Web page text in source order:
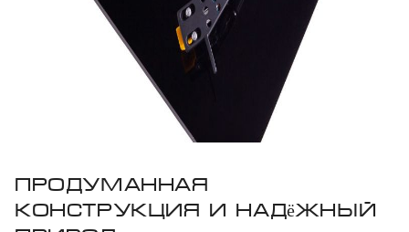
Продуманная
конструкция и надёжный